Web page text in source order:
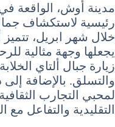
مدينة أوش، الواقعة
رئيسية لاستكشاف
خلال شهر ابريل،
يجعلها وجهة مثالية
زيارة جبال ألتاي
والتسلق. بالإضافة
لمحبي التجارب
التقليدية والتفاعل مع